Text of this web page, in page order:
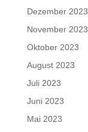
Dezember 2023
November 2023
Oktober 2023
August 2023
Juli 2023
Juni 2023
Mai 2023